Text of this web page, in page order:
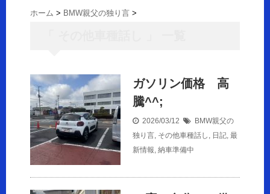
ホーム > BMW親父の独り言 >
ガソリン価格 高
騰^^;
2026/03/12
BMW親父の
独り言, その他車種話し , 日記, 最
新情報, 納車準備中